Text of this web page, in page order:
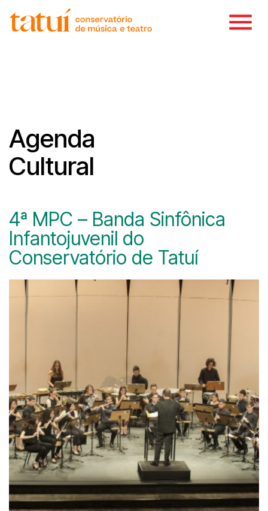
Agenda
Cultural
4ª MPC – Banda Sinfônica
Infantojuvenil do
Conservatório de Tatuí